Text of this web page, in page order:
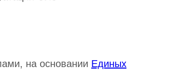
на основании Единых